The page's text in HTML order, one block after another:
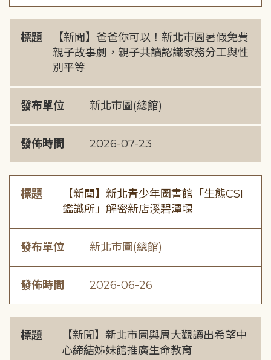
標題
【新聞】爸爸你可以！新北市圖暑假免費
親子故事劇，親子共讀認識家務分工與性
別平等
發布單位 新北市圖(總館)
發佈時間 2026-07-23
標題
【新聞】新北青少年圖書館「生態CSI
鑑識所」解密新店溪碧潭堰
發布單位 新北市圖(總館)
發佈時間 2026-06-26
標題
【新聞】新北市圖與周大觀讀出希望中
心締結姊妹館推廣生命教育